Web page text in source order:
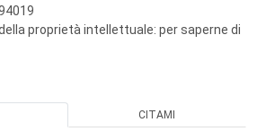
della proprietà intellettuale: per saperne di
CITAMI